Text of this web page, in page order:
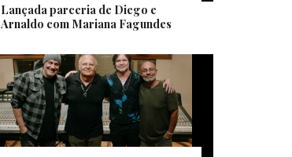
Lançada parceria de Diego e
Arnaldo com Mariana Fagundes